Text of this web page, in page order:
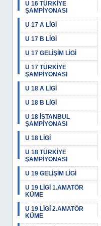
U 16 TÜRKİYE
ŞAMPİYONASI
U 17 A LİGİ
U 17 B LİGİ
U 17 GELİŞİM LİGİ
U 17 TÜRKİYE
ŞAMPİYONASI
U 18 A LİGİ
U 18 B LİGİ
U 18 İSTANBUL
ŞAMPİYONASI
U 18 LİGİ
U 18 TÜRKİYE
ŞAMPİYONASI
U 19 GELİŞİM LİGİ
U 19 LİGİ 1.AMATÖR
KÜME
U 19 LİGİ 2.AMATÖR
KÜME